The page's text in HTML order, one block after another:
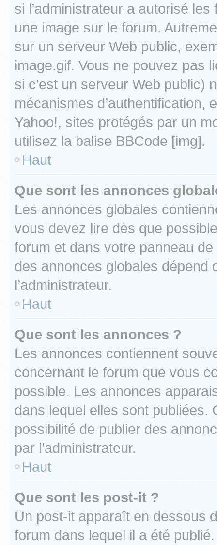
si l’administrateur a autorisé
une image sur le forum.
sur un serveur Web public,
image.gif. Vous ne pouvez pas
si c’est un serveur Web public)
mécanismes d’authentification,
Yahoo!, sites protégés par un
utilisez la balise BBCode [img].
Haut
Que sont les annonces
Les annonces globales
vous devez lire dès que
forum et dans votre panneau
des annonces globales dépend
l’administrateur.
Haut
Que sont les annonces ?
Les annonces contiennent
concernant le forum que vous
possible. Les annonces
dans lequel elles sont publiées.
possibilité de publier des
par l’administrateur.
Haut
Que sont les post-it ?
Un post-it apparaît en dessous
forum dans lequel il a été